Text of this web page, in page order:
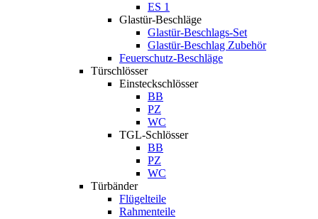
ES 1
Glastür-Beschläge
Glastür-Beschlags-Set
Glastür-Beschlag Zubehör
Feuerschutz-Beschläge
Türschlösser
Einsteckschlösser
BB
PZ
WC
TGL-Schlösser
BB
PZ
WC
Türbänder
Flügelteile
Rahmenteile